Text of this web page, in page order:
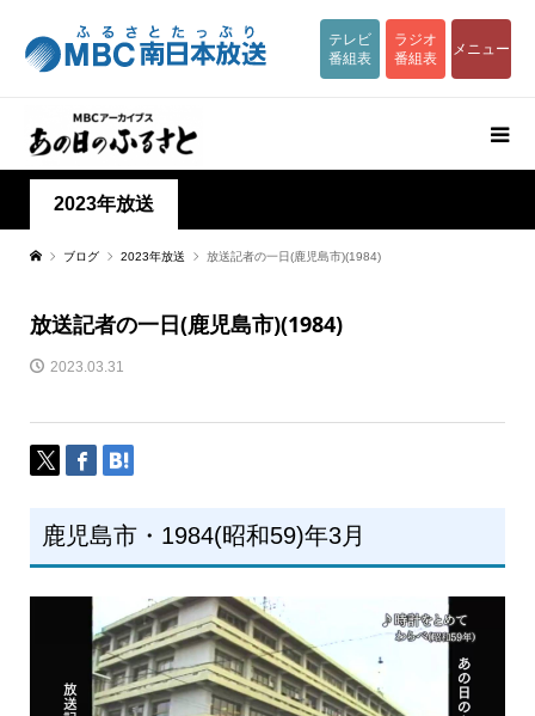
テレビ
番組表
ラジオ
番組表
メニュー
2023年放送
ブログ 2023年放送 放送記者の一日(鹿児島市)(1984)
放送記者の一日(鹿児島市)(1984)
2023.03.31
鹿児島市・1984(昭和59)年3月